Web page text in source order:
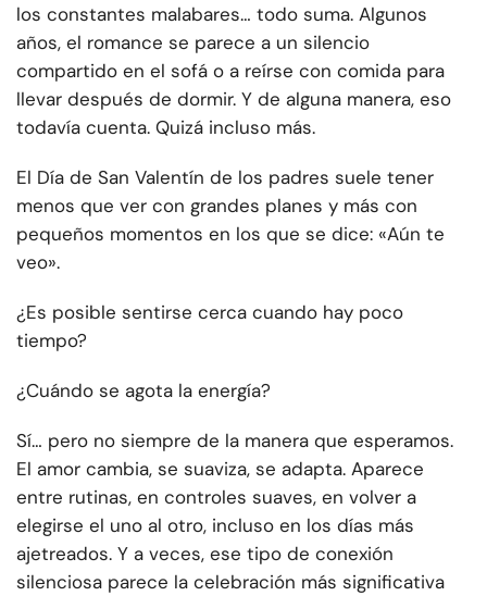
los constantes malabares… todo suma. Algunos
años, el romance se parece a un silencio
compartido en el sofá o a reírse con comida para
llevar después de dormir. Y de alguna manera, eso
todavía cuenta. Quizá incluso más.
El Día de San Valentín de los padres suele tener
menos que ver con grandes planes y más con
pequeños momentos en los que se dice: «Aún te
veo».
¿Es posible sentirse cerca cuando hay poco
tiempo?
¿Cuándo se agota la energía?
Sí… pero no siempre de la manera que esperamos.
El amor cambia, se suaviza, se adapta. Aparece
entre rutinas, en controles suaves, en volver a
elegirse el uno al otro, incluso en los días más
ajetreados. Y a veces, ese tipo de conexión
silenciosa parece la celebración más significativa